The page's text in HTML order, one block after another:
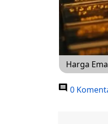
Harga
0